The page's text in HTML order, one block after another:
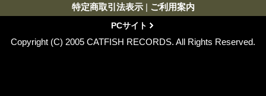
特定商取引法表示 | ご利用案内
PCサイト
Copyright (C) 2005 CATFISH RECORDS. All Rights Reserved.